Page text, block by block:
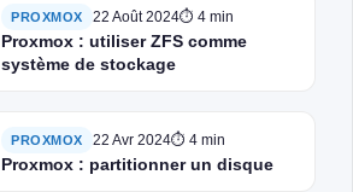
PROXMOX 22 Août 2024⏱ 4 min
Proxmox : utiliser ZFS comme
système de stockage
PROXMOX 22 Avr 2024⏱ 4 min
Proxmox : partitionner un disque